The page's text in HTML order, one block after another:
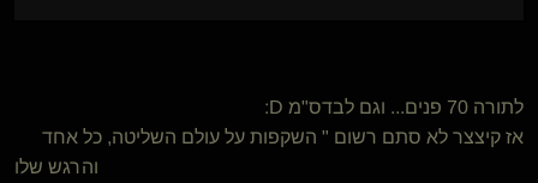
לתורה 70 פנים... וגם לבדס"מ D:
אז קיצצר לא סתם רשום " השקפות על עולם השליטה, כל אחד
והרגש שלו